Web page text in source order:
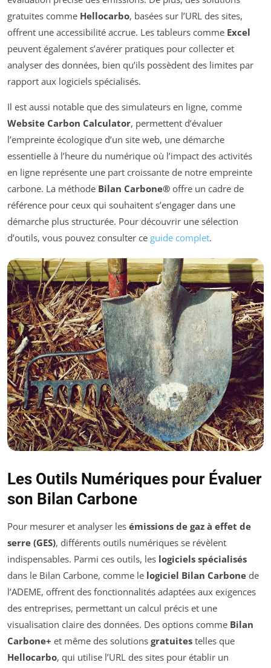
gratuites comme Hellocarbo, basées sur l’URL des sites,
offrent une accessibilité accrue. Les tableurs comme Excel
peuvent également s’avérer pratiques pour collecter et
analyser des données, bien qu’ils possèdent des limites par
rapport aux logiciels spécialisés.
Il est aussi notable que des simulateurs en ligne, comme
Website Carbon Calculator, permettent d’évaluer
l’empreinte écologique d’un site web, une démarche
essentielle à l’heure du numérique où l’impact des activités
en ligne représente une part croissante de notre empreinte
carbone. La méthode Bilan Carbone® offre un cadre de
référence pour ceux qui souhaitent s’engager dans une
démarche plus structurée. Pour découvrir une sélection
d’outils, vous pouvez consulter ce guide complet.
Les Outils Numériques pour Évaluer
son Bilan Carbone
Pour mesurer et analyser les émissions de gaz à effet de
serre (GES), différents outils numériques se révèlent
indispensables. Parmi ces outils, les logiciels spécialisés
dans le Bilan Carbone, comme le logiciel Bilan Carbone de
l’ADEME, offrent des fonctionnalités adaptées aux exigences
des entreprises, permettant un calcul précis et une
visualisation claire des données. Des options comme Bilan
Carbone+ et même des solutions gratuites telles que
Hellocarbo, qui utilise l’URL des sites pour établir un